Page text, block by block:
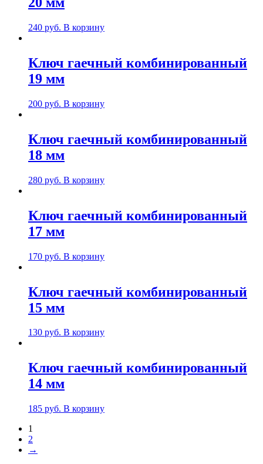
240 руб. В корзину
Ключ гаечный комбинированный
19 мм
200 руб. В корзину
Ключ гаечный комбинированный
18 мм
280 руб. В корзину
Ключ гаечный комбинированный
17 мм
170 руб. В корзину
Ключ гаечный комбинированный
15 мм
130 руб. В корзину
Ключ гаечный комбинированный
14 мм
185 руб. В корзину
1
2
→